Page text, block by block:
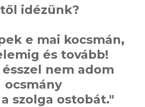
idézünk?
e mai kocsmán,
és tovább!
ésszel nem adom
ocsmány
szolga ostobát."